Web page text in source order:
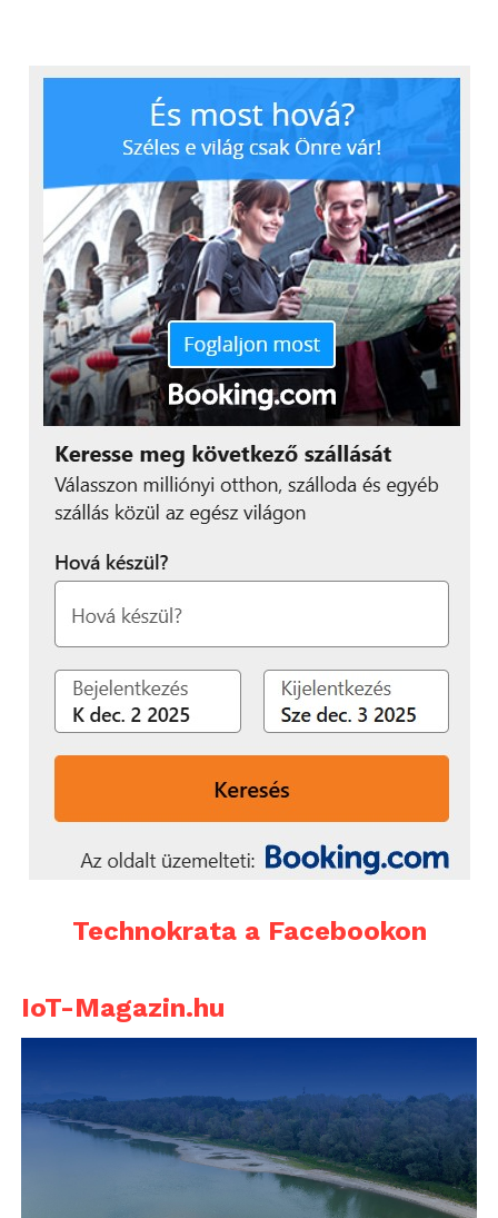
Technokrata a Facebookon
IoT-Magazin.hu